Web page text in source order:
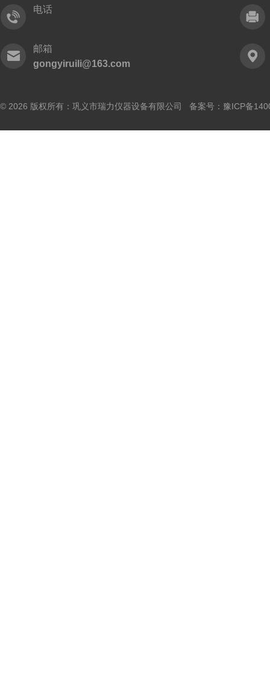
电话
邮箱
gongyiruili@163.com
© 2026 版权所有：巩义市瑞力仪器设备有限公司 备案号： 豫ICP备